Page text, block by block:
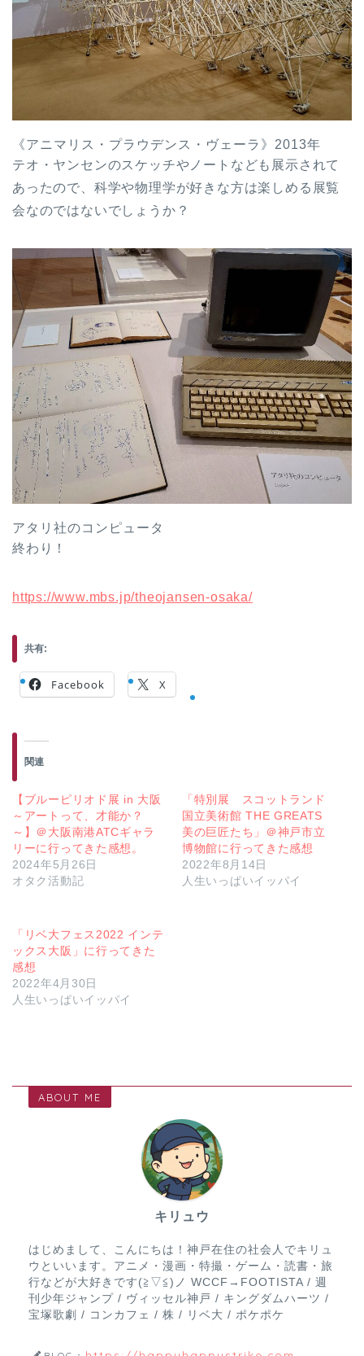
《アニマリス・プラウデンス・ヴェーラ》2013年
テオ・ヤンセンのスケッチやノートなども展示されて
あったので、科学や物理学が好きな方は楽しめる展覧
会なのではないでしょうか？
アタリ社のコンピュータ
終わり！
https://www.mbs.jp/theojansen-osaka/
共有:
Facebook X
関連
【ブルーピリオド展 in 大阪
～アートって、才能か？
～】＠大阪南港ATCギャラ
リーに行ってきた感想。
2024年5月26日
オタク活動記
「特別展 スコットランド
国立美術館 THE GREATS
美の巨匠たち」＠神戸市立
博物館に行ってきた感想
2022年8月14日
人生いっぱいイッパイ
「リベ大フェス2022 インテ
ックス大阪」に行ってきた
感想
2022年4月30日
人生いっぱいイッパイ
ABOUT ME
キリュウ
はじめまして、こんにちは！神戸在住の社会人でキリュ
ウといいます。アニメ・漫画・特撮・ゲーム・読書・旅
行などが大好きです(≧▽≦)ノ WCCF→FOOTISTA / 週
刊少年ジャンプ / ヴィッセル神戸 / キングダムハーツ /
宝塚歌劇 / コンカフェ / 株 / リベ大 / ポケポケ